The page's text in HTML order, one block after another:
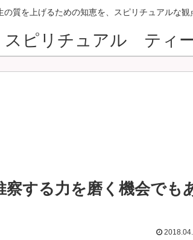
の質を上げるための知恵を、スピリチュアルな
スピリチュアル ティ
する力を磨く機会でも